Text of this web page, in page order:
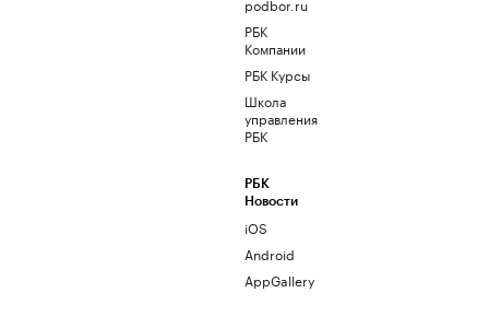
РБК
Компании
РБК Курсы
Школа
управления
РБК
РБК
Новости
iOS
Android
AppGallery